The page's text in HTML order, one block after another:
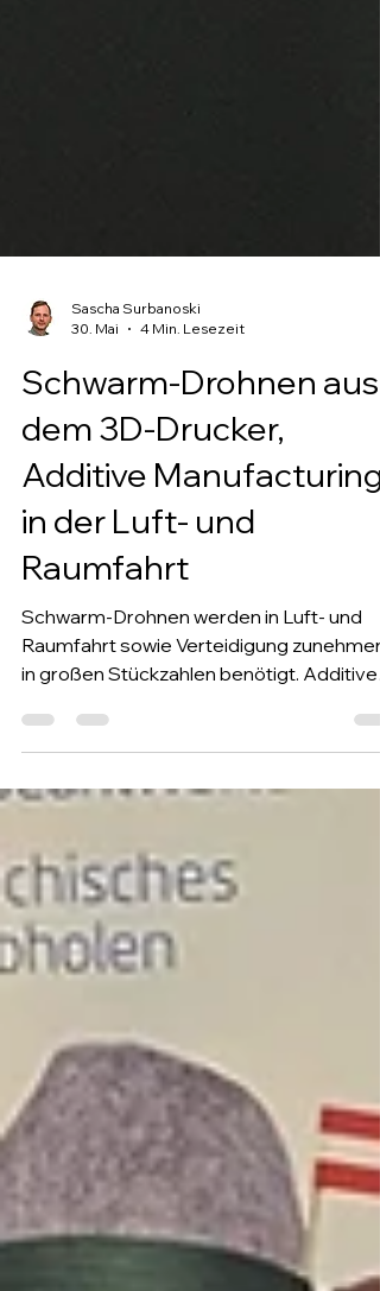
30. Mai
4 Min. Lesezeit
Schwarm-Drohnen aus
dem 3D-Drucker,
Additive Manufacturing
in der Luft- und
Raumfahrt
Schwarm-Drohnen werden in Luft- und
in großen Stückzahlen benötigt. Additive
Manufacturing, kombiniert mit klassischen
Serienproduktion wirtschaftlich, und
entwickelt und gefertigt werden.